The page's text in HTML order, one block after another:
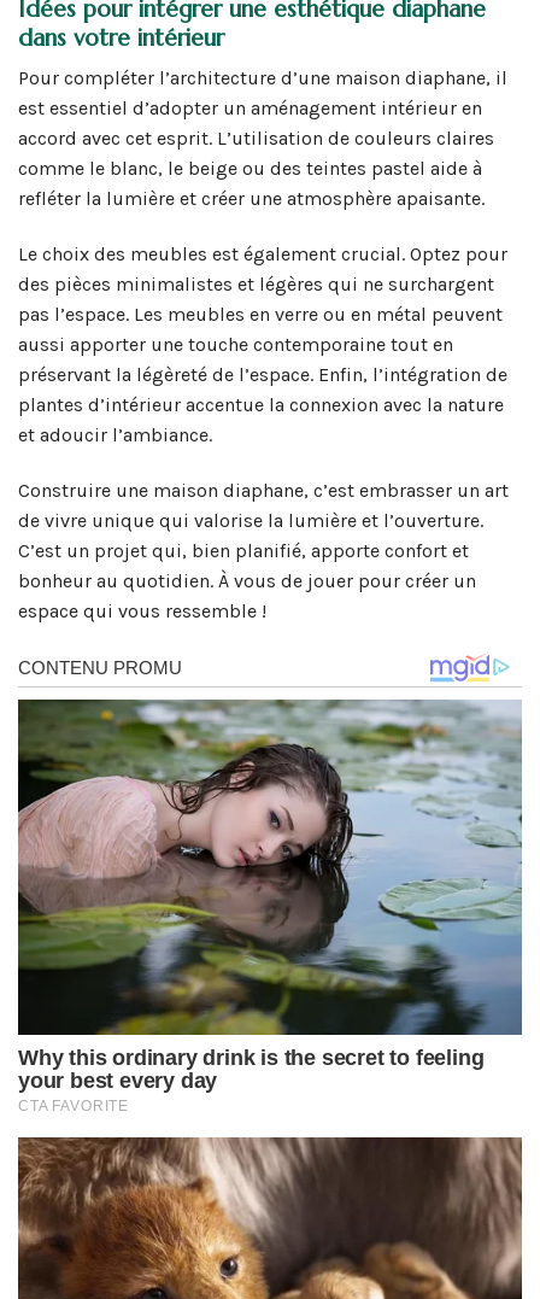
Idées pour intégrer une esthétique diaphane
dans votre intérieur
Pour compléter l’architecture d’une maison diaphane, il
est essentiel d’adopter un aménagement intérieur en
accord avec cet esprit. L’utilisation de couleurs claires
comme le blanc, le beige ou des teintes pastel aide à
refléter la lumière et créer une atmosphère apaisante.
Le choix des meubles est également crucial. Optez pour
des pièces minimalistes et légères qui ne surchargent
pas l’espace. Les meubles en verre ou en métal peuvent
aussi apporter une touche contemporaine tout en
préservant la légèreté de l’espace. Enfin, l’intégration de
plantes d’intérieur accentue la connexion avec la nature
et adoucir l’ambiance.
Construire une maison diaphane, c’est embrasser un art
de vivre unique qui valorise la lumière et l’ouverture.
C’est un projet qui, bien planifié, apporte confort et
bonheur au quotidien. À vous de jouer pour créer un
espace qui vous ressemble !